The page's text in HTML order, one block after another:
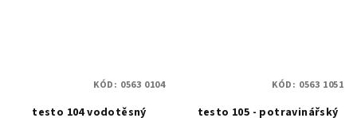
testo 104 vodotěsný
KÓD: 0563 0104
testo 105 - potravinářský
KÓD: 0563 1051